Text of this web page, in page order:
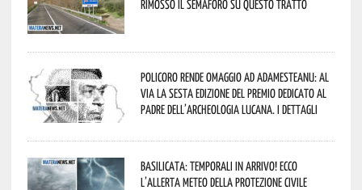
rimosso il semaforo su questo tratto
Policoro rende omaggio ad Adamesteanu: al
via la sesta edizione del Premio dedicato al
padre dell’archeologia lucana. I dettagli
Basilicata: temporali in arrivo! Ecco
l’allerta meteo della Protezione civile